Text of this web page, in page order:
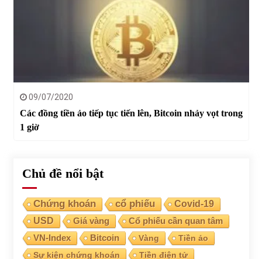
09/07/2020
Các đồng tiền ảo tiếp tục tiến lên, Bitcoin nhảy vọt trong
1 giờ
Chủ đề nổi bật
Chứng khoán cổ phiếu
Covid-19
USD
Giá vàng Cổ phiếu cần quan tâm
VN-Index Bitcoin Vàng
Tiền ảo
Sự kiện chứng khoán
Tiền điện tử